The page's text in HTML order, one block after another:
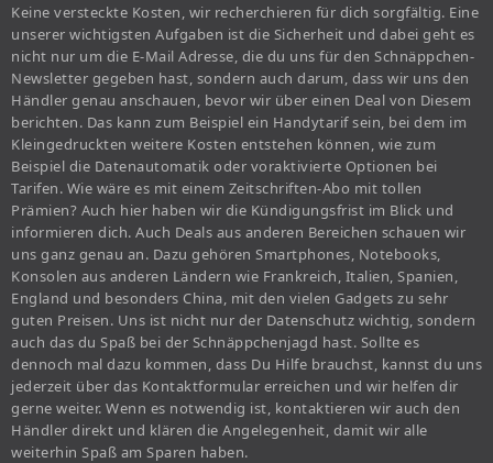
Keine versteckte Kosten, wir recherchieren für dich sorgfältig. Eine
unserer wichtigsten Aufgaben ist die Sicherheit und dabei geht es
nicht nur um die E-Mail Adresse, die du uns für den Schnäppchen-
Newsletter gegeben hast, sondern auch darum, dass wir uns den
Händler genau anschauen, bevor wir über einen Deal von Diesem
berichten. Das kann zum Beispiel ein Handytarif sein, bei dem im
Kleingedruckten weitere Kosten entstehen können, wie zum
Beispiel die Datenautomatik oder voraktivierte Optionen bei
Tarifen. Wie wäre es mit einem Zeitschriften-Abo mit tollen
Prämien? Auch hier haben wir die Kündigungsfrist im Blick und
informieren dich. Auch Deals aus anderen Bereichen schauen wir
uns ganz genau an. Dazu gehören Smartphones, Notebooks,
Konsolen aus anderen Ländern wie Frankreich, Italien, Spanien,
England und besonders China, mit den vielen Gadgets zu sehr
guten Preisen. Uns ist nicht nur der Datenschutz wichtig, sondern
auch das du Spaß bei der Schnäppchenjagd hast. Sollte es
dennoch mal dazu kommen, dass Du Hilfe brauchst, kannst du uns
jederzeit über das Kontaktformular erreichen und wir helfen dir
gerne weiter. Wenn es notwendig ist, kontaktieren wir auch den
Händler direkt und klären die Angelegenheit, damit wir alle
weiterhin Spaß am Sparen haben.